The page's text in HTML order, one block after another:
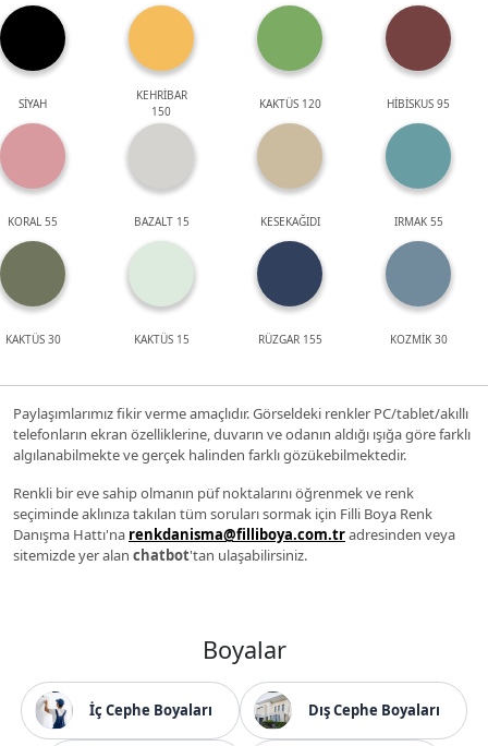
SİYAH
KEHRİBAR
150
KAKTÜS 120 HİBİSKUS 95
KORAL 55 BAZALT 15 KESEKAĞIDI IRMAK 55
KAKTÜS 30 KAKTÜS 15 RÜZGAR 155 KOZMİK 30
Paylaşımlarımız fikir verme amaçlıdır. Görseldeki renkler PC/tablet/akıllı
telefonların ekran özelliklerine, duvarın ve odanın aldığı ışığa göre farklı
algılanabilmekte ve gerçek halinden farklı gözükebilmektedir.
Renkli bir eve sahip olmanın püf noktalarını öğrenmek ve renk
seçiminde aklınıza takılan tüm soruları sormak için Filli Boya Renk
Danışma Hattı'na renkdanisma@filliboya.com.tradresinden veya
sitemizde yer alan chatbot'tan ulaşabilirsiniz.
Boyalar
İç Cephe Boyaları Dış Cephe Boyaları